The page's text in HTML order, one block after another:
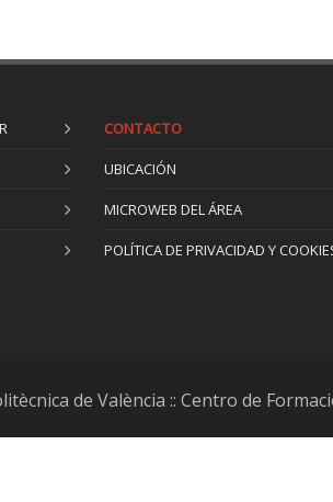
CONTACTO
UBICACIÓN
MICROWEB DEL ÁREA
POLÍTICA DE PRIVACIDAD Y
de València :: Centro de